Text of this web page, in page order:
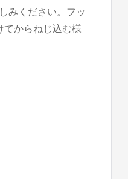
みください。フッ
てからねじ込む様